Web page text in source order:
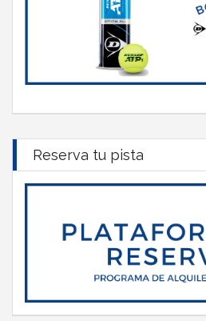
Reserva tu pista